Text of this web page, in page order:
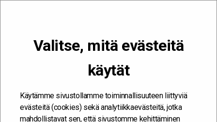
Valitse, mitä evästeitä
käytät
Käytämme sivustollamme toiminnallisuuteen liittyviä
evästeitä (cookies) sekä analytiikkaevästeitä, jotka
mahdollistavat sen, että sivustomme kehittäminen
Kehitän ja kehityn #töissäSuomelle
kestävyys